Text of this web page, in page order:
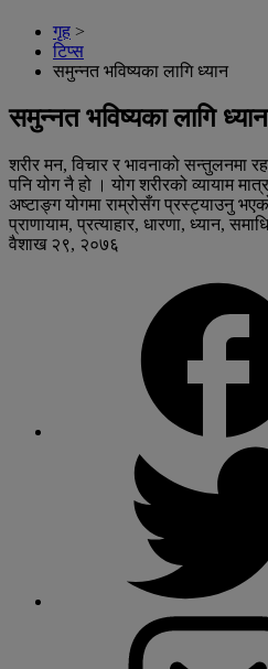
गृह >
टिप्स
समुन्नत भविष्यका लागि ध्यान
समुन्नत भविष्यका लागि ध्यान
शरीर मन, विचार र भावनाको सन्तुलनमा
पनि योग नै हो । योग शरीरको व्यायाम
अष्टाङ्ग योगमा राम्रोसँग प्रस्ट्याउनु
प्राणायाम, प्रत्याहार, धारणा, ध्यान,
वैशाख २९, २०७६